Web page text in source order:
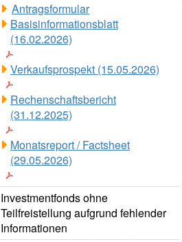
Antragsformular
Basisinformationsblatt
(16.02.2026)
Verkaufsprospekt (15.05.2026)
Rechenschaftsbericht
(31.12.2025)
Monatsreport / Factsheet
(29.05.2026)
Investmentfonds ohne
Teilfreistellung aufgrund fehlender
Informationen